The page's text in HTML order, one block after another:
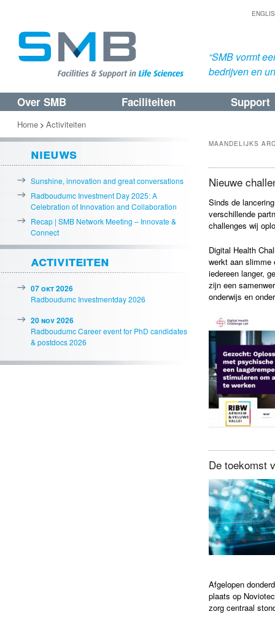
“SMB vormt
bedrijven en
Spring
naar
de
primaire
inhoud
Spring
naar
de
secundaire
inhoud
Over SMB Faciliteiten Support
MAANDELIJKS
Nieuwe
Sinds de
verschillende
challenges wij
Digital Health
werkt aan slimme
iedereen langer,
zijn een
onderwijs en
De toekomst
Afgelopen
plaats op
zorg centraal
Home > Activiteiten
nieuws
Sunshine, innovation and great conversations
Radboudumc Investment Day 2025: A
Celebration of Innovation and Collaboration
Recap | SMB Network Meeting – Innovate &
Connect
activiteiten
07 okt 2026
Radboudumc Investmentday 2026
20 nov 2026
Radboudumc Career event for PhD candidates
& postdocs 2026